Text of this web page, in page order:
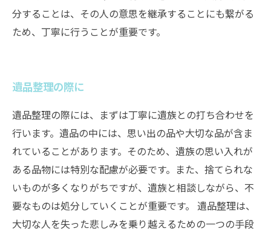
分することは、その人の意思を継承することにも繋がる
ため、丁寧に行うことが重要です。
遺品整理の際に
遺品整理の際には、まずは丁寧に遺族との打ち合わせを
行います。遺品の中には、思い出の品や大切な品が含ま
れていることがあります。そのため、遺族の思い入れが
ある品物には特別な配慮が必要です。また、捨てられな
いものが多くなりがちですが、遺族と相談しながら、不
要なものは処分していくことが重要です。 遺品整理は、
大切な人を失った悲しみを乗り越えるための一つの手段